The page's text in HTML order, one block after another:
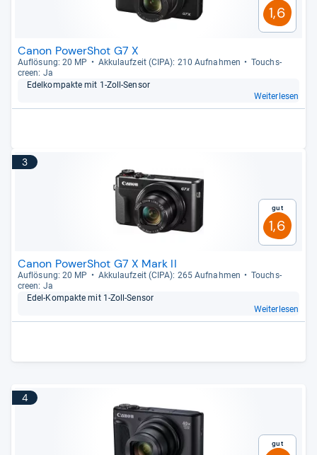
1,6
Canon PowerShot G7 X
Auf­lö­sung: 20 MP Akku­lauf­zeit (CIPA): 210 Auf­nah­men
Touch­s­
creen: Ja
Edel­kom­pakte mit 1-​Zoll-​Sen­sor
Weiterlesen
3
Gut
1,6
Canon PowerShot G7 X Mark II
Auf­lö­sung: 20 MP Akku­lauf­zeit (CIPA): 265 Auf­nah­men
Touch­s­
creen: Ja
Edel-​Kom­pakte mit 1-​Zoll-​Sen­sor
Weiterlesen
4
Gut